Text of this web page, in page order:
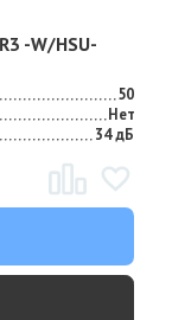
-W/HSU-
50
Нет
34 дБ